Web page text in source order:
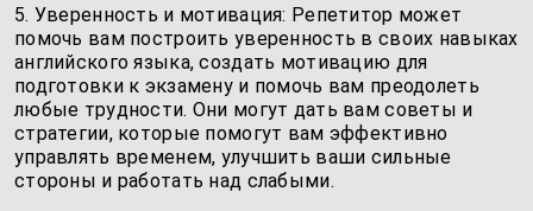
5. Уверенность и мотивация: Репетитор может
помочь вам построить уверенность в своих навыках
английского языка, создать мотивацию для
подготовки к экзамену и помочь вам преодолеть
любые трудности. Они могут дать вам советы и
стратегии, которые помогут вам эффективно
управлять временем, улучшить ваши сильные
стороны и работать над слабыми.